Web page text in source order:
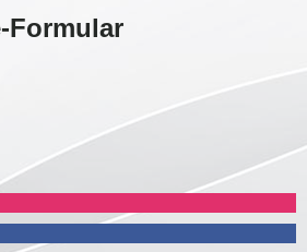
Formular